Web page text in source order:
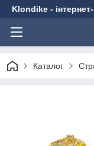
Klondike -
Каталог